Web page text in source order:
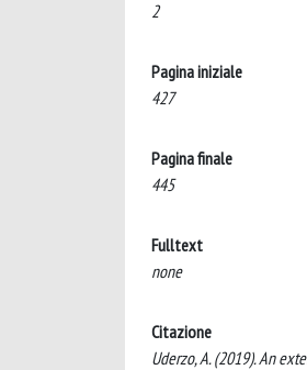
2
Pagina iniziale
427
Pagina finale
445
Fulltext
none
Citazione
Uderzo, A. (2019). An